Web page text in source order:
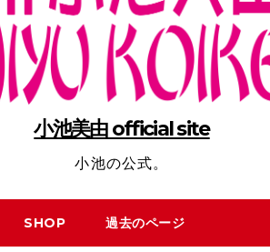
小池美由 official site
小池の公式。
SHOP 過去のページ